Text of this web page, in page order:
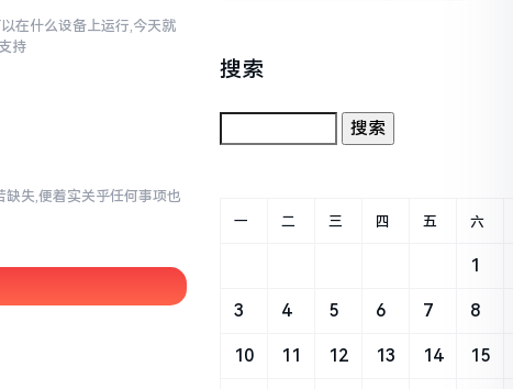
在什么设备上运行,今天就
持
失,便着实关乎任何事项也
搜索
一 二 三 四 五 六
1
3 4 5 6 7 8
10 11 12 13 14 15